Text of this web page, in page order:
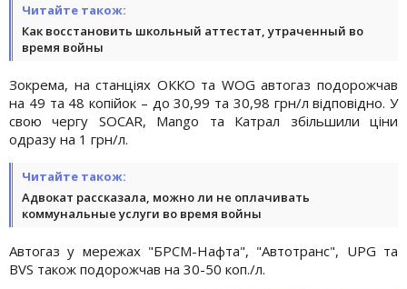
Читайте також:
Как восстановить школьный аттестат, утраченный во
время войны
Зокрема, на станціях ОККО та WOG автогаз подорожчав
на 49 та 48 копійок – до 30,99 та 30,98 грн/л відповідно. У
свою чергу SOCAR, Mango та Катрал збільшили ціни
одразу на 1 грн/л.
Читайте також:
Адвокат рассказала, можно ли не оплачивать
коммунальные услуги во время войны
Автогаз у мережах "БРСМ-Нафта", "Автотранс", UPG та
BVS також подорожчав на 30-50 коп./л.